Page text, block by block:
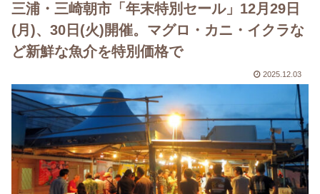
三浦・三崎朝市「年末特別セール」12月29日
(月)、30日(火)開催。マグロ・カニ・イクラな
ど新鮮な魚介を特別価格で
2025.12.03